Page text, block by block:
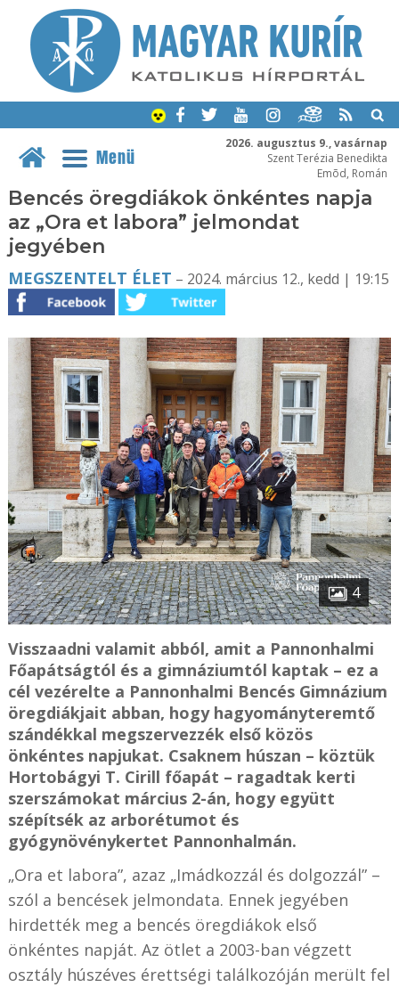
2026. augusztus 9., vasárnap
Szent Terézia Benedikta
Emõd, Román
Menü
Bencés öregdiákok önkéntes napja
az „Ora et labora” jelmondat
jegyében
MEGSZENTELT ÉLET – 2024. március 12., kedd | 19:15
4
Visszaadni valamit abból, amit a Pannonhalmi
Főapátságtól és a gimnáziumtól kaptak – ez a
cél vezérelte a Pannonhalmi Bencés Gimnázium
öregdiákjait abban, hogy hagyományteremtő
szándékkal megszervezzék első közös
önkéntes napjukat. Csaknem húszan – köztük
Hortobágyi T. Cirill főapát – ragadtak kerti
szerszámokat március 2-án, hogy együtt
szépítsék az arborétumot és
gyógynövénykertet Pannonhalmán.
„Ora et labora”, azaz „Imádkozzál és dolgozzál” –
szól a bencések jelmondata. Ennek jegyében
hirdették meg a bencés öregdiákok első
önkéntes napját. Az ötlet a 2003-ban végzett
osztály húszéves érettségi találkozóján merült fel